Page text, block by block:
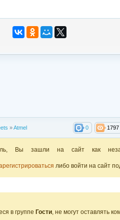
1797
0
»Atmel
Вы зашли на сайт как
либо войти на сайт
в группе Гости, не могут оставлять